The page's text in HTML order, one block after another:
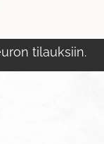
tilauksiin.